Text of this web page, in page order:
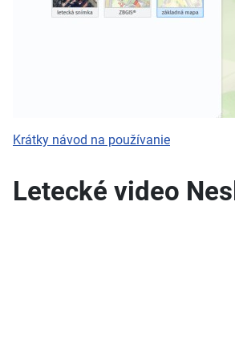
Krátky návod na používanie
Letecké video